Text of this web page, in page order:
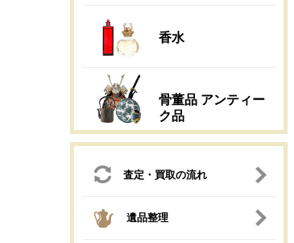
香水
骨董品 アンティー
ク品
査定・買取の流れ
遺品整理